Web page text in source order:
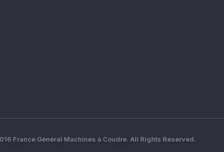
France Général Machines à Coudre. All Rights Reserved.